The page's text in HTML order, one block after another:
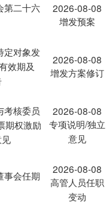
第二十六
2026-08-08
增发预案
定对象发
效期及
2026-08-08
增发方案修订
考核委员
期权激励
2026-08-08
专项说明/独立
意见
事会任期
2026-08-08
高管人员任职
变动